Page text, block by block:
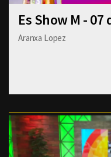
Es Show M -
Aranxa Lopez